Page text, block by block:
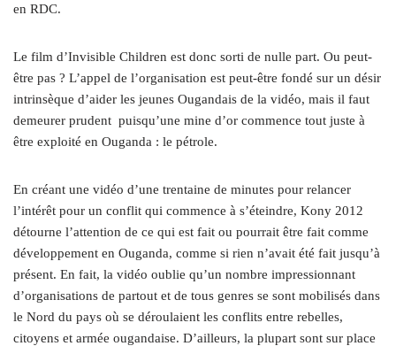
en RDC.
Le film d’Invisible Children est donc sorti de nulle part. Ou peut-
être pas ? L’appel de l’organisation est peut-être fondé sur un désir
intrinsèque d’aider les jeunes Ougandais de la vidéo, mais il faut
demeurer prudent puisqu’une mine d’or commence tout juste à
être exploité en Ouganda : le pétrole.
En créant une vidéo d’une trentaine de minutes pour relancer
l’intérêt pour un conflit qui commence à s’éteindre, Kony 2012
détourne l’attention de ce qui est fait ou pourrait être fait comme
développement en Ouganda, comme si rien n’avait été fait jusqu’à
présent. En fait, la vidéo oublie qu’un nombre impressionnant
d’organisations de partout et de tous genres se sont mobilisés dans
le Nord du pays où se déroulaient les conflits entre rebelles,
citoyens et armée ougandaise. D’ailleurs, la plupart sont sur place